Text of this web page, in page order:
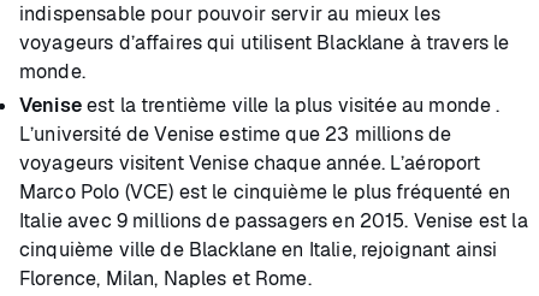
indispensable pour pouvoir servir au mieux les
voyageurs d’affaires qui utilisent Blacklane à travers le
monde.
Veniseest la trentième ville la plus visitée au monde .
L’université de Venise estime que 23 millions de
voyageurs visitent Venise chaque année. L’aéroport
Marco Polo (VCE) est le cinquième le plus fréquenté en
Italie avec 9 millions de passagers en 2015. Venise est la
cinquième ville de Blacklane en Italie, rejoignant ainsi
Florence, Milan, Naples et Rome.